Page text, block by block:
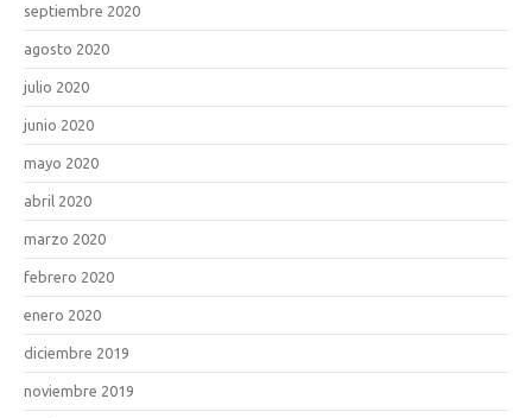
septiembre 2020
agosto 2020
julio 2020
junio 2020
mayo 2020
abril 2020
marzo 2020
febrero 2020
enero 2020
diciembre 2019
noviembre 2019